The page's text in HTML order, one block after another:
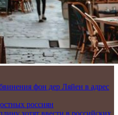
фон дер Ляйен в адрес
россиян
хотят ввести в российских